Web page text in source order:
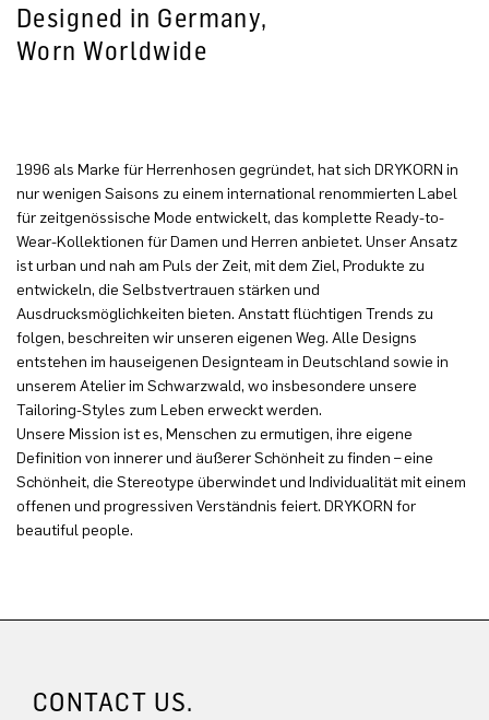
Designed in Germany,
Worn Worldwide
1996 als Marke für Herrenhosen gegründet, hat sich DRYKORN in
nur wenigen Saisons zu einem international renommierten Label
für zeitgenössische Mode entwickelt, das komplette Ready-to-
Wear-Kollektionen für Damen und Herren anbietet. Unser Ansatz
ist urban und nah am Puls der Zeit, mit dem Ziel, Produkte zu
entwickeln, die Selbstvertrauen stärken und
Ausdrucksmöglichkeiten bieten. Anstatt flüchtigen Trends zu
folgen, beschreiten wir unseren eigenen Weg. Alle Designs
entstehen im hauseigenen Designteam in Deutschland sowie in
unserem Atelier im Schwarzwald, wo insbesondere unsere
Tailoring-Styles zum Leben erweckt werden.
Unsere Mission ist es, Menschen zu ermutigen, ihre eigene
Definition von innerer und äußerer Schönheit zu finden – eine
Schönheit, die Stereotype überwindet und Individualität mit einem
offenen und progressiven Verständnis feiert. DRYKORN for
beautiful people.
CONTACT US.